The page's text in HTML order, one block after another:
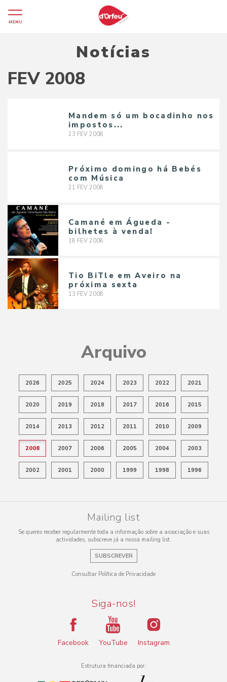
MENU
Notícias
FEV 2008
Mandem só um bocadinho nos
impostos...
23 FEV 2008
Próximo domingo há Bebés
com Música
21 FEV 2008
Camané em Águeda -
bilhetes à venda!
18 FEV 2008
Tio BiTle em Aveiro na
próxima sexta
13 FEV 2008
Arquivo
2026 2025 2024 2023 2022 2021
2020 2019 2018 2017 2016 2015
2014 2013 2012 2011 2010 2009
2008 2007 2006 2005 2004 2003
2002 2001 2000 1999 1998 1996
Mailing list
Se queres receber regularmente toda a informação sobre a associação e suas
actividades, subscreve já a nossa mailing list.
SUBSCREVER
Consultar Política de Privacidade
Siga-nos!
Facebook YouTube Instagram
Estrutura financiada por: